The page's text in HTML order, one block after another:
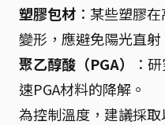
塑膠包材 ：某些塑膠
變形，應避免陽光直射
聚乙醇酸（PGA）
：
速PGA材料的降解。
為控制溫度，建議採取